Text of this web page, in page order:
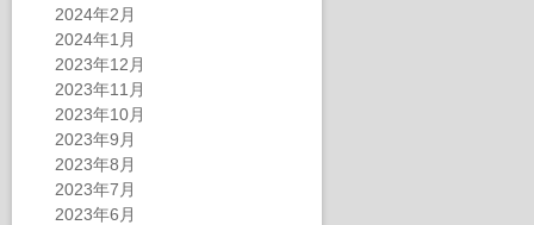
2024年2月
2024年1月
2023年12月
2023年11月
2023年10月
2023年9月
2023年8月
2023年7月
2023年6月